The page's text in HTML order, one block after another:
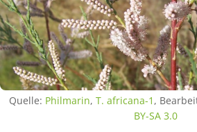
Quelle: Philmarin, T. africana-1 ,
BY-SA 3.0